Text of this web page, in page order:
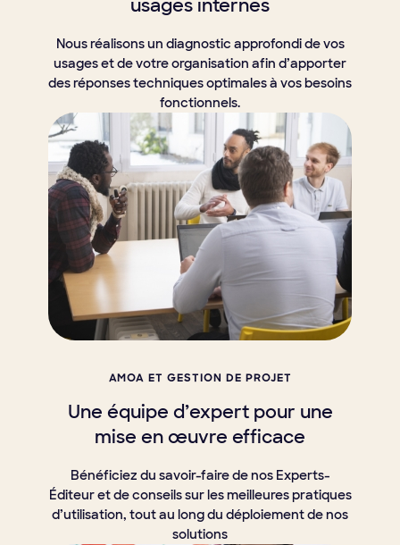
usages internes
Nous réalisons un diagnostic approfondi de vos
usages et de votre organisation afin d’apporter
des réponses techniques optimales à vos besoins
fonctionnels.
AMOA ET GESTION DE PROJET
Une équipe d’expert pour une
mise en œuvre efficace
Bénéficiez du savoir-faire de nos Experts-
Éditeur et de conseils sur les meilleures pratiques
d’utilisation, tout au long du déploiement de nos
solutions